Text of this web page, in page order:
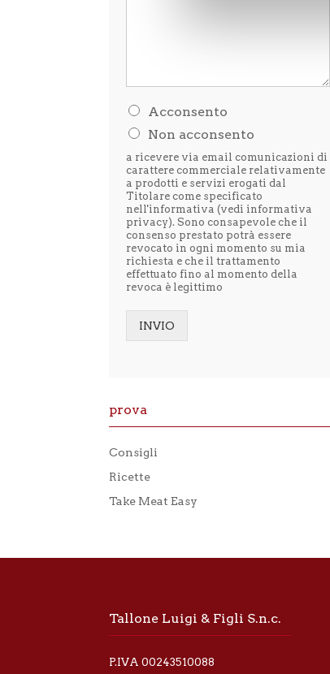
H
o
l
e
t
t
o
l
'
i
n
f
o
m
t
r
i
a
c
*
Acconsento
Non acconsento
a ricevere via email comunicazioni di
carattere commerciale relativamente
a prodotti e servizi erogati dal
Titolare come specificato
nell'informativa (vedi informativa
privacy). Sono consapevole che il
consenso prestato potrà essere
revocato in ogni momento su mia
richiesta e che il trattamento
effettuato fino al momento della
revoca è legittimo
INVIO
prova
Consigli
Ricette
Take Meat Easy
Tallone Luigi & Figli S.n.c.
P.IVA 00243510088